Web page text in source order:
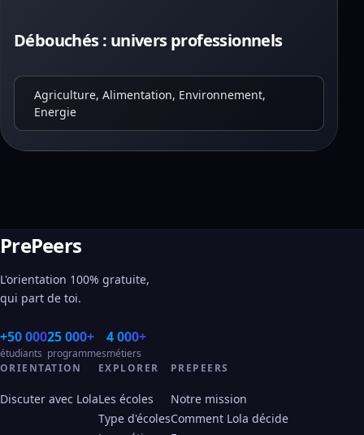
Débouchés : univers professionnels
Agriculture, Alimentation, Environnement,
Energie
PrePeers
L'orientation 100% gratuite,
qui part de toi.
+50 000
étudiants
25 000+
programmes
4 000+
métiers
ORIENTATION
Discuter avec Lola
EXPLORER
Les écoles
Type d'écoles
PREPEERS
Notre mission
Comment Lola décide